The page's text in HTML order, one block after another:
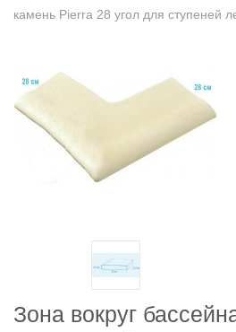
камень Pierra 28 угол для ступеней
Зона вокруг